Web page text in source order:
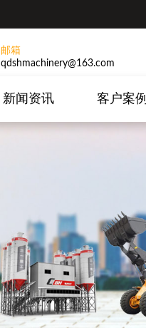
邮箱
qdshmachinery@163.com
新闻资讯 客户案例